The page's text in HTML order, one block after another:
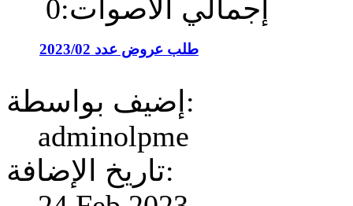
إجمالي الأصوات:0
طلب عروض عدد 2023/02
إضيف بواسطة:
adminolpme
تاريخ الإضافة: